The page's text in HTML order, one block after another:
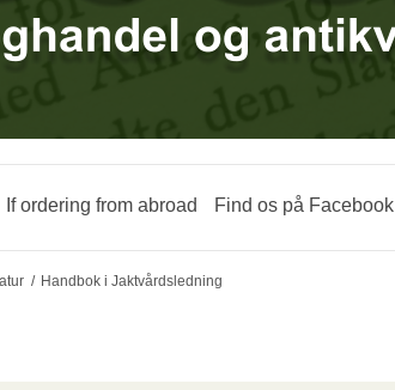
If ordering from abroad Find os på Facebook
/ Handbok i Jaktvårdsledning